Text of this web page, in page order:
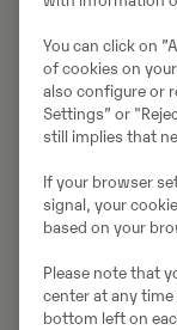
första modell
generationens
VARG. Den
den första
Om Gotland
Gotland Grand
endurotävlingar.
You can click on
of cookies on
also configure or
Settings” or
still implies that
If your browser
signal, your
based on your
Please note that
center at any
bottom left on